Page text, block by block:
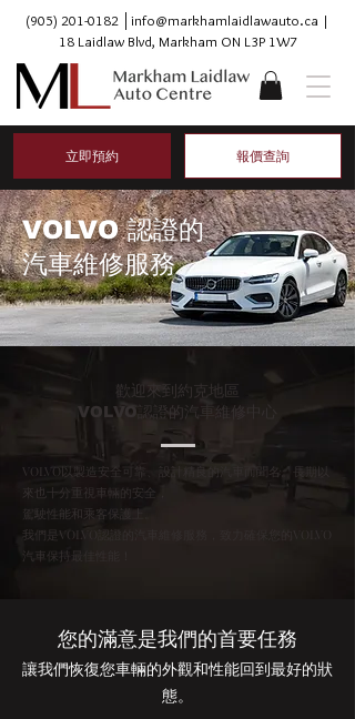
(905) 201-0182 info@markhamlaidlawauto.ca |
18 Laidlaw Blvd, Markham ON L3P 1W7
立即預約 報價查詢
VOLVO 認證的
汽車維修服務
歡迎來到約克地區
VOLVO認證的汽車維修中心
VOLVO以製造安全可靠、設計精良的汽車而聞名。長期以
來也十分重視車輛的安全，
駕駛性能和乘客保護上。
我們是VOLVO認證的汽車維修服務，致力確保您的VOLVO
汽車保持最佳性能！
您的滿意是我們的首要任務
讓我們恢復您車輛的外觀和性能回到最好的狀
態。